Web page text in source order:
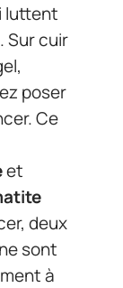
luttent
Sur cuir
poser
Ce
et
deux
sont
à